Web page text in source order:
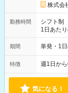
円の場合
円（役割手
間】試用
株式会
勤務時間
シフト制
1日あた
間は 試
期間 単発・1日
特徴 週1日か
気になる！